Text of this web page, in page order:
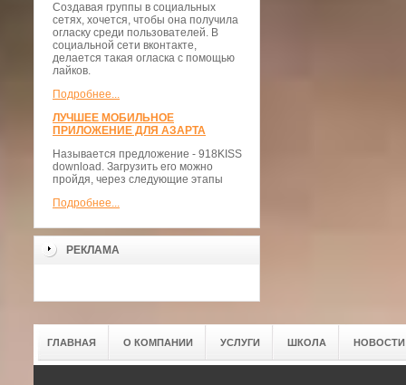
Создавая группы в социальных
сетях, хочется, чтобы она получила
огласку среди пользователей. В
социальной сети вконтакте,
делается такая огласка с помощью
лайков.
Подробнее...
ЛУЧШЕЕ МОБИЛЬНОЕ
ПРИЛОЖЕНИЕ ДЛЯ АЗАРТА
Называется предложение - 918KISS
download. Загрузить его можно
пройдя, через следующие этапы
Подробнее...
РЕКЛАМА
ГЛАВНАЯ О КОМПАНИИ УСЛУГИ ШКОЛА НОВОСТИ